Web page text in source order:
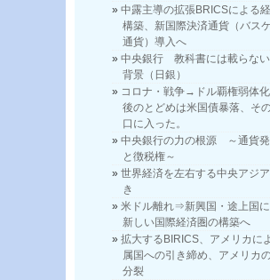
中露主導の拡張BRICSによる
構築、新国際決済通貨（バス
通貨）導入へ
中央銀行 教科書には載らない
背景（日銀）
コロナ・戦争→ドル覇権弱体
後のとどめは米国債暴落、そ
口に入った。
中央銀行の力の根源 ～通貨
と徴税権～
世界経済を左右する中央アジ
き
米ドル離れ⇒新興国・途上国
新しい国際経済圏の構築へ
拡大するBIRICS、アメリカに
属国への引き締め、アメリカ
分裂